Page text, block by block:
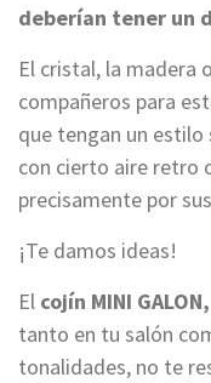
deberían tener un
El cristal, la madera
compañeros para
que tengan un estilo
con cierto aire retro
precisamente por
¡Te damos ideas!
El cojín MINI
tanto en tu salón
tonalidades, no te